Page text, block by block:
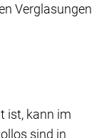
Verglasungen
ist, kann im
sind in